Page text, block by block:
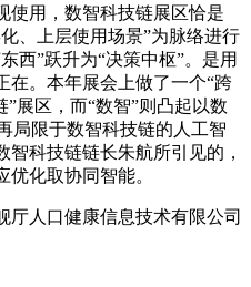
使用，数智科技链展区恰是
、上层使用场景”为脉络进行
西”跃升为“决策中枢”。是用
在。本年展会上做了一个“跨
展区，而“数智”则凸起以数
局限于数智科技链的人工智
科技链链长朱航所引见的，
化取协同智能。
厅人口健康信息技术有限公司